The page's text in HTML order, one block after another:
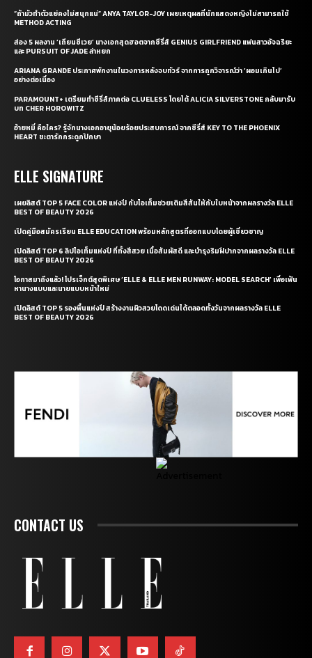
“ถ้ามัวทำตัวแย่คงไม่สนุกแน่” ANYA TAYLOR-JOY เผยเหตุผลที่นักแสดงหญิงไม่สามารถใช้
METHOD ACTING
ส่อง 5 ผลงาน ‘เถียนซีเวย’ นางเอกสุดฮอตจากซีรี่ส์ GENIUS GIRLFRIEND แฟนสาวอัจฉริยะ
และ PURSUIT OF JADE ล่าหยก
ARIANA GRANDE ประกาศพักงานในวงการหลังจบทัวร์ จากการถูกวิจารณ์ว่า ‘ผอมเกินไป’
อย่างต่อเนื่อง
PARAMOUNT+ เตรียมทำซีรี่ส์ภาคต่อ CLUELESS โดยได้ ALICIA SILVERSTONE กลับมารับ
บท CHER HOROWITZ
อ้ายหมี่ คือใคร? รู้จักนางเอกอายุน้อยร้อยประสบการณ์ จากซีรี่ส์ KEY TO THE PHOENIX
HEART ชะตารักกระดูกปักษา
ELLE SIGNATURE
เผยลิสต์ TOP 5 FACE COLOR แห่งปี กับไอเท็มช่วยเติมสีสันให้กับใบหน้าจากผลรางวัล ELLE
BEST OF BEAUTY 2026
เปิดคู่มือสมัครเรียน ELLE EDUCATION พร้อมหลักสูตรที่ออกแบบโดยผู้เชี่ยวชาญ
เปิดลิสต์ TOP 6 ลิปไอเท็มแห่งปี ที่ทั้งสีสวย เนื้อสัมผัสดี และบำรุงริมฝีปากจากผลรางวัล ELLE
BEST OF BEAUTY 2026
โอกาสมาถึงแล้ว! โปรเจ็กต์สุดพิเศษ ‘ELLE & ELLE MEN RUNWAY: MODEL SEARCH’ เพื่อเฟ้น
หานางแบบและนายแบบหน้าใหม่
เปิดลิสต์ TOP 5 รองพื้นแห่งปี สร้างงานผิวสวยโดดเด่นได้ตลอดทั้งวันจากผลรางวัล ELLE
BEST OF BEAUTY 2026
CONTACT US